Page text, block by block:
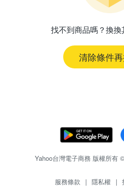
找不到商品嗎？換換
清除條件
Yahoo台灣電子商務 版權所有
服務條款 | 隱私權 |